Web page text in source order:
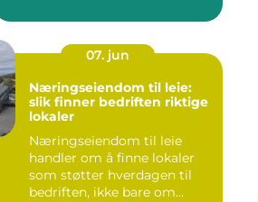
07. jun
Næringseiendom til leie:
slik finner bedriften riktige
lokaler
Næringseiendom til leie
handler om å finne lokaler
som støtter hverdagen til
bedriften, ikke bare om...